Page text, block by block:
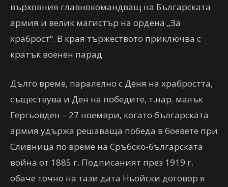
върховния главнокомандващ на Българската
армия и велик магистър на ордена „За
храброст“. В края тържеството приключва с
кратък военен парад
Дълго време, паралелно с Деня на храбростта,
съществува и Ден на победите, т.нар. малък
Гергьовден – 27 ноември, когато българската
армия удържа решаваща победа в боевете при
Сливница по време на Сръбско-българската
война от 1885 г. Подписаният през 1919 г.
обаче точно на тази дата Ньойски договор я